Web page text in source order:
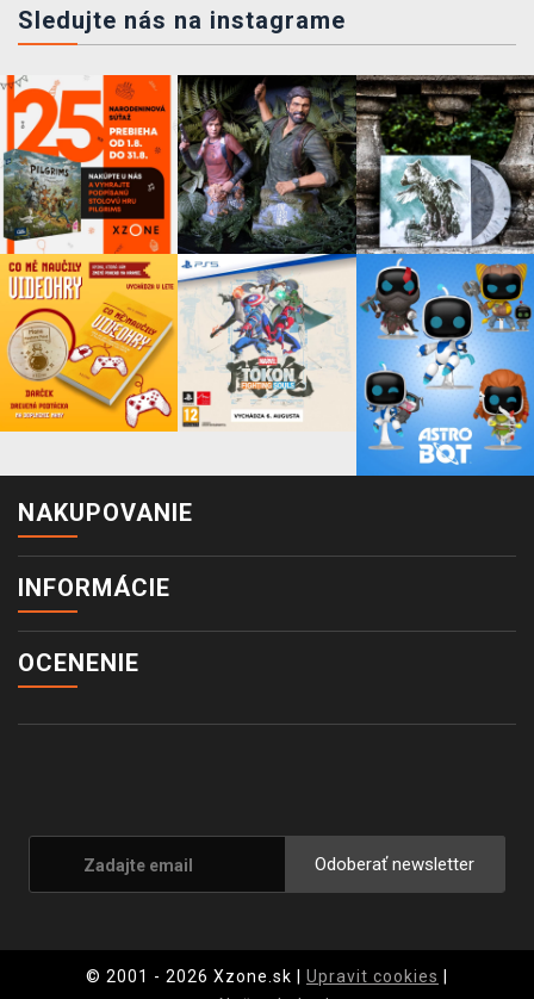
Sledujte nás na instagrame
NAKUPOVANIE
INFORMÁCIE
OCENENIE
Odoberať newsletter
© 2001 - 2026 Xzone.sk | Upravit cookies